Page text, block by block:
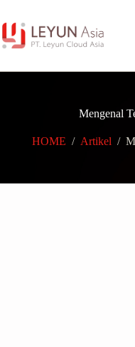
content
Mengenal
HOME / Artikel /